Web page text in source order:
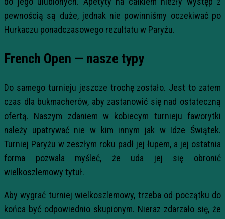
pewnością są duże, jednak nie powinniśmy oczekiwać po
Hurkaczu ponadczasowego rezultatu w Paryżu.
French Open — nasze typy
Do samego turnieju jeszcze trochę zostało. Jest to zatem
czas dla bukmacherów, aby zastanowić się nad ostateczną
ofertą. Naszym zdaniem w kobiecym turnieju faworytki
należy upatrywać nie w kim innym jak w Idze Świątek.
Turniej Paryżu w zeszłym roku padł jej łupem, a jej ostatnia
forma pozwala myśleć, że uda jej się obronić
wielkoszlemowy tytuł.
Aby wygrać turniej wielkoszlemowy, trzeba od początku do
końca być odpowiednio skupionym. Nieraz zdarzało się, że